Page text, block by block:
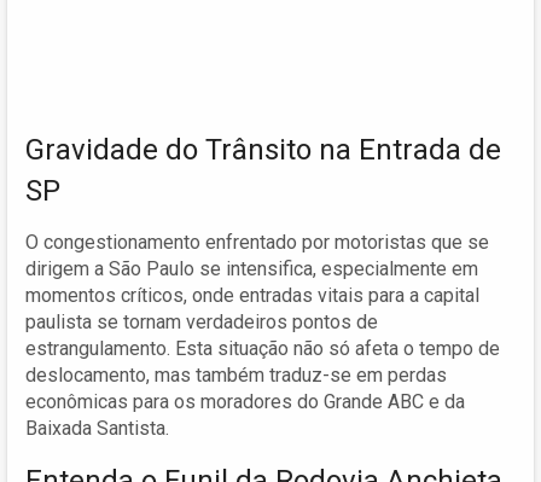
Gravidade do Trânsito na Entrada de
SP
O congestionamento enfrentado por motoristas que se
dirigem a São Paulo se intensifica, especialmente em
momentos críticos, onde entradas vitais para a capital
paulista se tornam verdadeiros pontos de
estrangulamento. Esta situação não só afeta o tempo de
deslocamento, mas também traduz-se em perdas
econômicas para os moradores do Grande ABC e da
Baixada Santista.